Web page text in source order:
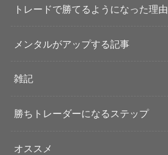
トレードで勝てるようになった理由
メンタルがアップする記事
雑記
勝ちトレーダーになるステップ
オススメ